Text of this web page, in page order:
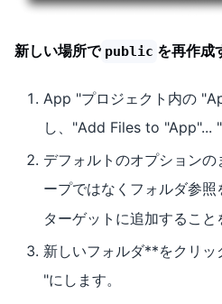
新しい場所で public を再作成
App "プロジェクト内の
し、"Add Files to "App"... "
デフォルトのオプション
ープではなくフォルダ参照
ターゲットに追加すること
新しいフォルダ**をクリ
"にします。